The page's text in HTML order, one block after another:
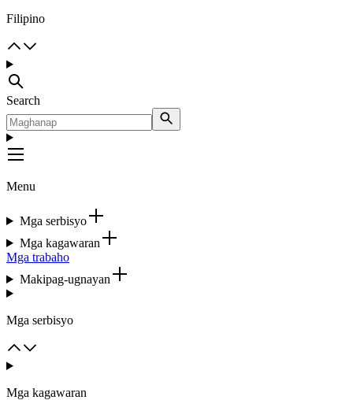
Filipino
Search
Menu
Mga serbisyo
Mga kagawaran
Mga trabaho
Makipag-ugnayan
Mga serbisyo
Mga kagawaran